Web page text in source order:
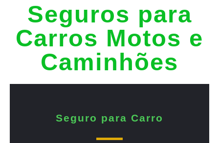
Seguros para
Carros Motos e
Caminhões
Seguro para Carro